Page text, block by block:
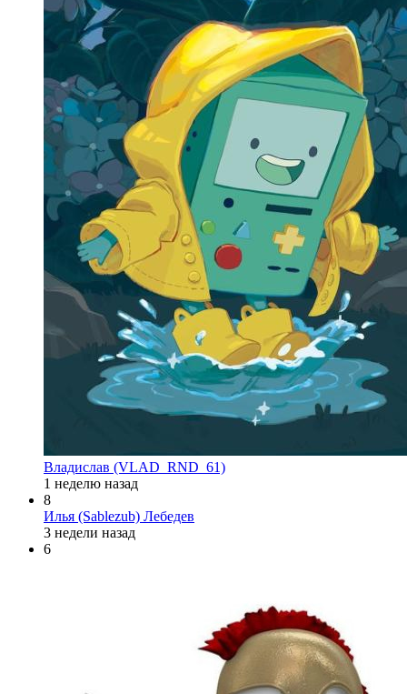
Владислав (VLAD_RND_61)
1 неделю назад
8
Илья (Sablezub) Лебедев
3 недели назад
6